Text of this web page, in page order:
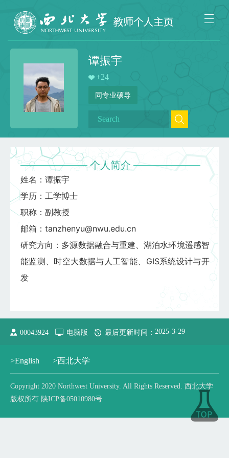
谭振宇
+24
同专业硕导
个人简介
姓名：谭振宇
学历：工学博士
职称：副教授
邮箱：tanzhenyu@nwu.edu.cn
研究方向：多源数据融合与重建、湖泊水环境遥感智
能监测、时空大数据与人工智能、GIS系统设计与开
发
00043924 电脑版 最后更新时间： 2025-3-29
>English >西北大学
Copyright 2020 Northwest University. All Rights Reserved. 西北大学
版权所有 陕ICP备05010980号